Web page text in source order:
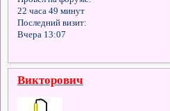
22 часа 49 минут
Последний визит:
Вчера 13:07
Викторович